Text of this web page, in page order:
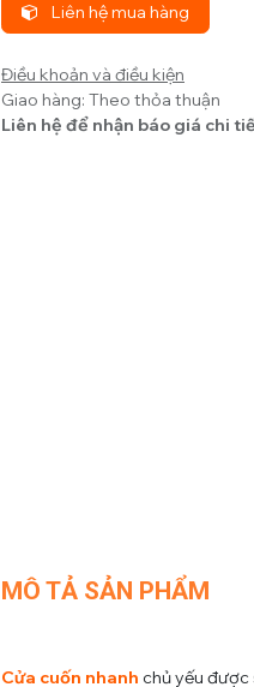
Liên hệ mua hàng
Điều khoản và điều kiện
Giao hàng: Theo thỏa thuận
Liên hệ để nhận báo giá chi
MÔ TẢ SẢN PHẨM
Cửa cuốn nhanh chủ yếu